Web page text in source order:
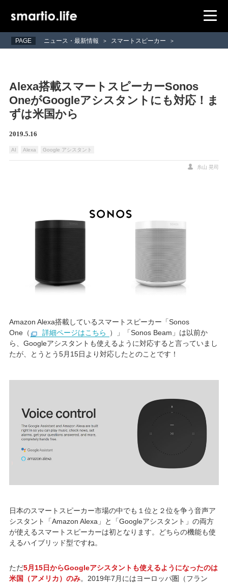
PAGE ニュース・最新情報 > スマートスピーカー >
Alexa搭載スマートスピーカーSonos
OneがGoogleアシスタントにも対応！ま
ずは米国から
2019.5.16
AI Alexa Google アシスタント
糸山 晃司
Amazon Alexa搭載しているスマートスピーカー「Sonos
One（
詳細ページはこちら
）」「Sonos Beam」は以前か
ら、Googleアシスタントも使えるように対応すると言っていまし
たが、とうとう5月15日より対応したとのことです！
日本のスマートスピーカー市場の中でも１位と２位を争う音声ア
シスタント「Amazon Alexa」と「Googleアシスタント」の両方
が使えるスマートスピーカーは初となります。どちらの機能も使
えるハイブリッド型ですね。
ただ5月15日からGoogleアシスタントも使えるようになったのは
米国（アメリカ）のみ。2019年7月にはヨーロッパ圏（フラン